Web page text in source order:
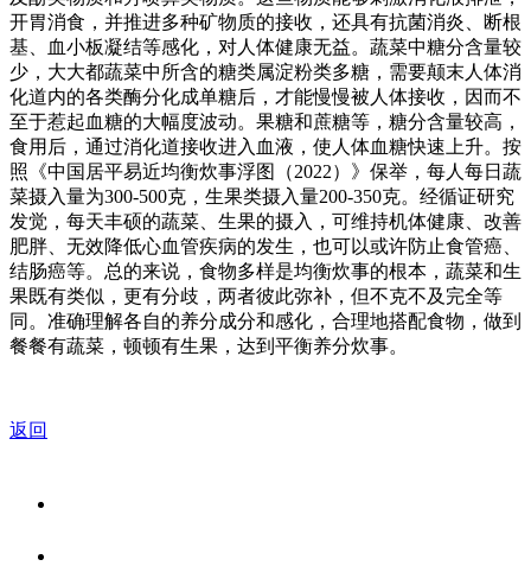
开胃消食，并推进多种矿物质的接收，还具有抗菌消炎、断根
基、血小板凝结等感化，对人体健康无益。蔬菜中糖分含量较
少，大大都蔬菜中所含的糖类属淀粉类多糖，需要颠末人体消
化道内的各类酶分化成单糖后，才能慢慢被人体接收，因而不
至于惹起血糖的大幅度波动。果糖和蔗糖等，糖分含量较高，
食用后，通过消化道接收进入血液，使人体血糖快速上升。按
照《中国居平易近均衡炊事浮图（2022）》保举，每人每日蔬
菜摄入量为300-500克，生果类摄入量200-350克。经循证研究
发觉，每天丰硕的蔬菜、生果的摄入，可维持机体健康、改善
肥胖、无效降低心血管疾病的发生，也可以或许防止食管癌、
结肠癌等。总的来说，食物多样是均衡炊事的根本，蔬菜和生
果既有类似，更有分歧，两者彼此弥补，但不克不及完全等
同。准确理解各自的养分成分和感化，合理地搭配食物，做到
餐餐有蔬菜，顿顿有生果，达到平衡养分炊事。
返回